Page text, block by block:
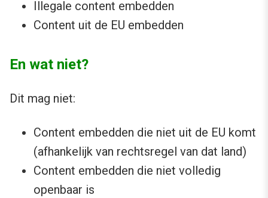
Illegale content embedden
Content uit de EU embedden
En wat niet?
Dit mag niet:
Content embedden die niet uit de EU komt
(afhankelijk van rechtsregel van dat land)
Content embedden die niet volledig
openbaar is